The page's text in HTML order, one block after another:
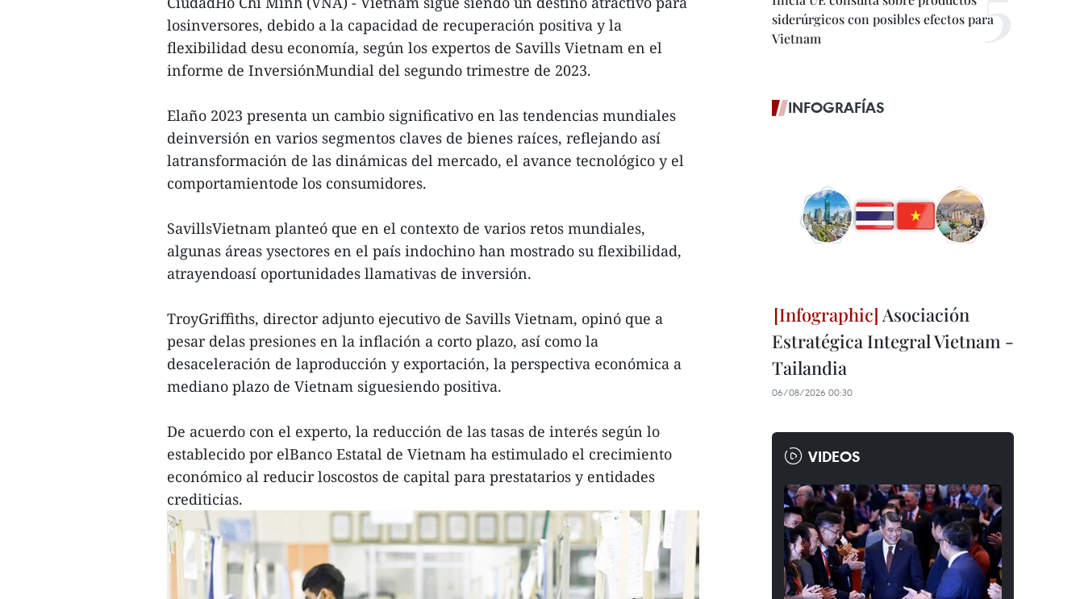
losinversores, debido a la capacidad de recuperación positiva y la
flexibilidad desu economía, según los expertos de Savills Vietnam en el
informe de InversiónMundial del segundo trimestre de 2023.
Elaño 2023 presenta un cambio significativo en las tendencias mundiales
deinversión en varios segmentos claves de bienes raíces, reflejando así
latransformación de las dinámicas del mercado, el avance tecnológico y el
comportamientode los consumidores.
SavillsVietnam planteó que en el contexto de varios retos mundiales,
algunas áreas ysectores en el país indochino han mostrado su flexibilidad,
atrayendoasí oportunidades llamativas de inversión.
TroyGriffiths, director adjunto ejecutivo de Savills Vietnam, opinó que a
pesar delas presiones en la inflación a corto plazo, así como la
desaceleración de laproducción y exportación, la perspectiva económica a
mediano plazo de Vietnam siguesiendo positiva.
De acuerdo con el experto, la reducción de las tasas de interés según lo
establecido por elBanco Estatal de Vietnam ha estimulado el crecimiento
económico al reducir loscostos de capital para prestatarios y entidades
crediticias.
siderúrgicos con posibles efectos para
Vietnam
INFOGRAFÍAS
Asociación
Estratégica Integral Vietnam -
Tailandia
06/08/2026 00:30
VIDEOS